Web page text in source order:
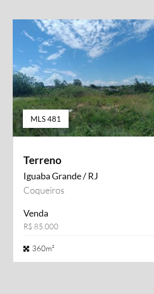
MLS 481
Terreno
Iguaba Grande / RJ
Coqueiros
Venda
R$ 85.000
360m²